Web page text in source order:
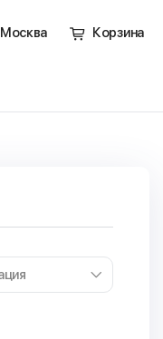
Москва Корзина